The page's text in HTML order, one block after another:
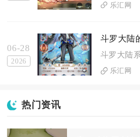
乐汇网
06-28
2026
乐汇网
热门资讯